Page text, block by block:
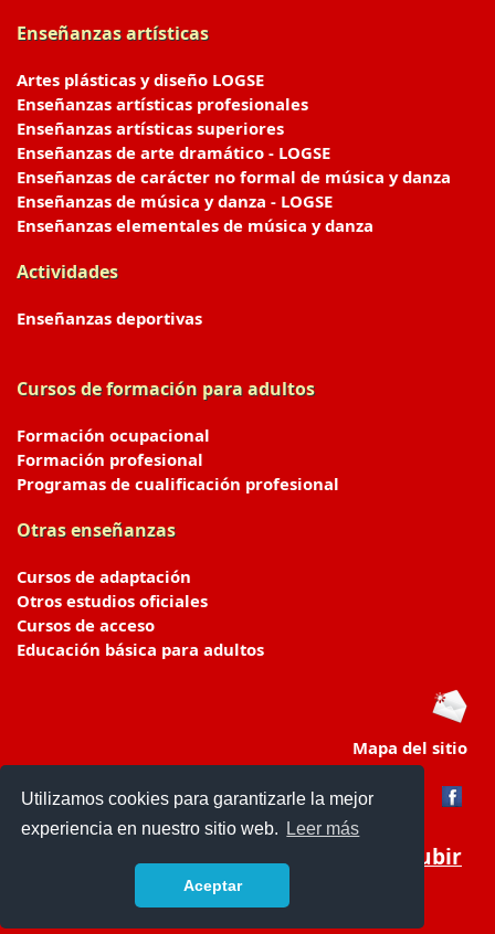
Utilizamos cookies para garantizarle la mejor
experiencia en nuestro sitio web.
Leer más
Aceptar
Enseñanzas artísticas
Artes plásticas y diseño LOGSE
Enseñanzas artísticas profesionales
Enseñanzas artísticas superiores
Enseñanzas de arte dramático - LOGSE
Enseñanzas de carácter no formal de música y danza
Enseñanzas de música y danza - LOGSE
Enseñanzas elementales de música y danza
Actividades
Enseñanzas deportivas
Cursos de formación para adultos
Formación ocupacional
Formación profesional
Programas de cualificación profesional
Otras enseñanzas
Cursos de adaptación
Otros estudios oficiales
Cursos de acceso
Educación básica para adultos
Mapa del sitio
Subir